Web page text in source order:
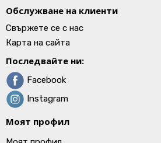
Обслужване на клиенти
Свържете се с нас
Карта на сайта
Последвайте ни:
Facebook
Instagram
Моят профил